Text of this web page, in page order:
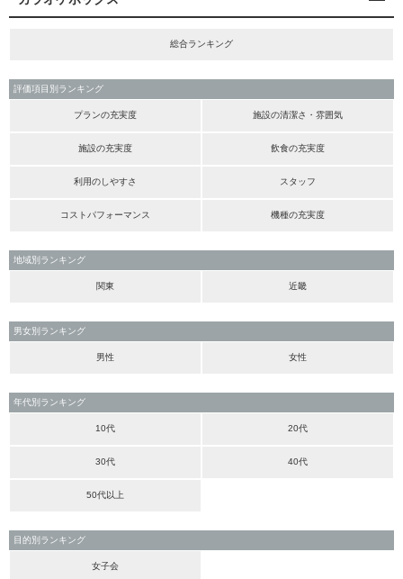
総合ランキング
評価項目別ランキング
プランの充実度 施設の清潔さ・雰囲気
施設の充実度 飲食の充実度
利用のしやすさ スタッフ
コストパフォーマンス 機種の充実度
地域別ランキング
関東 近畿
男女別ランキング
男性 女性
年代別ランキング
10代 20代
30代 40代
50代以上
目的別ランキング
女子会